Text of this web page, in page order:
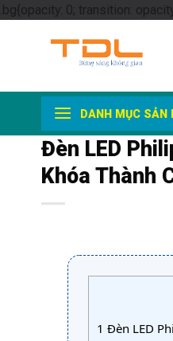
.bg{opacity: 0; transition:
DANH MỤC SẢN
Đèn LED
Khóa Thành
1 Đèn LED